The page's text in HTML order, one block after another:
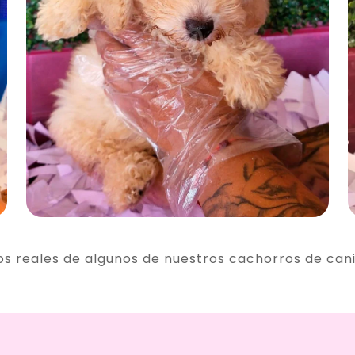
reales de algunos de nuestros cachorros de